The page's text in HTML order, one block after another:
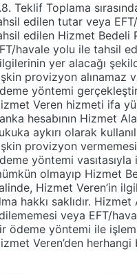
Teklif Toplama
edilen tutar veya
edilen Hizmet Bedeli
havale yolu ile tahsil
yer alacağı
provizyon alınamaz
yöntemi
Veren hizmeti ifa
hesabının Hizmet
aykırı olarak
provizyon
yöntemi vasıtasıyla
olmayıp Hizmet
Hizmet Veren’in
hakkı saklıdır.
veya EFT/
ödeme yöntemi ile
Veren’den